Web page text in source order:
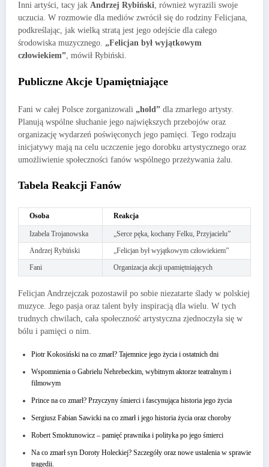
Inni artyści, tacy jak Andrzej Rybiński, również wyrazili swoje
uczucia. W rozmowie dla mediów zwrócił się do rodziny Felicjana,
podkreślając, jak wielką stratą jest jego odejście dla całego
środowiska muzycznego. „Felicjan był wyjątkowym
człowiekiem”, mówił Rybiński.
Publiczne Akcje Upamiętniające
Fani w całej Polsce zorganizowali „hold” dla zmarłego artysty.
Planują wspólne słuchanie jego największych przebojów oraz
organizację wydarzeń poświęconych jego pamięci. Tego rodzaju
inicjatywy mają na celu uczczenie jego dorobku artystycznego oraz
umożliwienie społeczności fanów wspólnego przeżywania żalu.
Tabela Reakcji Fanów
Osoba Reakcja
Izabela Trojanowska
„Serce pęka, kochany Felku, Przyjacielu”
Andrzej Rybiński
„Felicjan był wyjątkowym człowiekiem”
Fani
Organizacja akcji upamiętniających
Felicjan Andrzejczak pozostawił po sobie niezatarte ślady w polskiej
muzyce. Jego pasja oraz talent były inspiracją dla wielu. W tych
trudnych chwilach, cała społeczność artystyczna zjednoczyła się w
bólu i pamięci o nim.
Piotr Kokosiński na co zmarł? Tajemnice jego życia i ostatnich dni
Wspomnienia o Gabrielu Nehrebeckim, wybitnym aktorze teatralnym i
filmowym
Prince na co zmarł? Przyczyny śmierci i fascynująca historia jego życia
Sergiusz Fabian Sawicki na co zmarł i jego historia życia oraz choroby
Robert Smoktunowicz – pamięć prawnika i polityka po jego śmierci
Na co zmarł syn Doroty Holeckiej? Szczegóły oraz nowe ustalenia w sprawie
tragedii.